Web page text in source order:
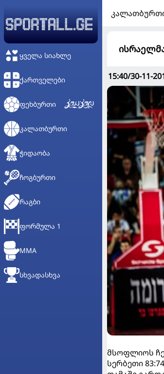
ᲧᲕᲔᲚᲐ ᲡᲘᲐᲮᲚᲔ
ᲥᲐᲠᲗᲕᲔᲚᲔᲑᲘ
ᲤᲔᲮᲑᲣᲠᲗᲘ
ᲙᲐᲚᲐᲗᲑᲣᲠᲗᲘ
ᲭᲘᲓᲐᲝᲑᲐ
ᲩᲝᲒᲑᲣᲠᲗᲘ
ᲠᲐᲒᲑᲘ
ᲤᲝᲠᲛᲣᲚᲐ 1
MMA
ᲡᲮᲕᲐᲓᲐᲡᲮᲕᲐ
15:40/30-11-
მსოფლიოს
სერბეთი